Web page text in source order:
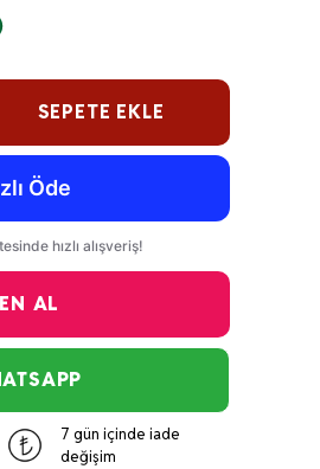
SEPETE EKLE
AL
7 gün içinde iade
değişim